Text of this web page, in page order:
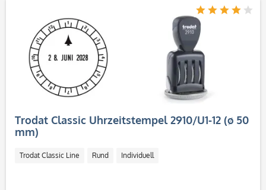
Trodat Classic Uhrzeitstempel 2910/U1-12 (ø 50
mm)
Trodat Classic Line Rund Individuell